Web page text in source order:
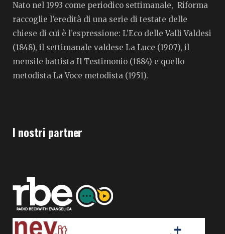
Nato nel 1993 come periodico settimanale, Riforma
raccoglie l’eredità di una serie di testate delle
chiese di cui è l’espressione: L’Eco delle Valli Valdesi
(1848), il settimanale valdese La Luce (1907), il
mensile battista Il Testimonio (1884) e quello
metodista La Voce metodista (1951).
I nostri partner